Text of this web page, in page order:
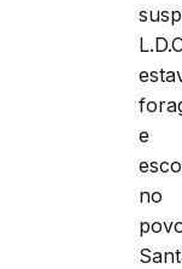
e
no